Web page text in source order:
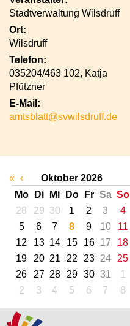
Stadtverwaltung Wilsdruff
Ort:
Wilsdruff
Telefon:
035204/463 102, Katja
Pfützner
E-Mail:
amtsblatt@svwilsdruff.de
« ‹
Oktober 2026
Mo
Di Mi Do Fr Sa So
28
29 30 1 2 3
4
5
6 7 8 9 10
11
12
13 14 15 16 17
18
19
20 21 22 23 24
25
26
27 28 29 30 31
1
2
3 4 5 6 7 8